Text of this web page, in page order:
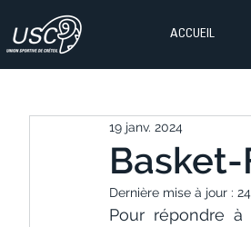
ACCUEIL
19 janv. 2024
Dernière mise à jour :
Pour répondre